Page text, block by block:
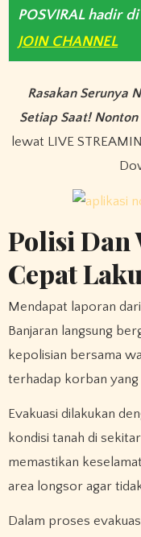
POSVIRAL hadir
JOIN CHANNEL
Rasakan Serunya
Setiap Saat!
lewat LIVE
Polisi Dan
Cepat
Mendapat laporan
Banjaran langsung
kepolisian bersama
terhadap korban
Evakuasi dilakukan
kondisi tanah di
memastikan
area longsor agar
Dalam proses